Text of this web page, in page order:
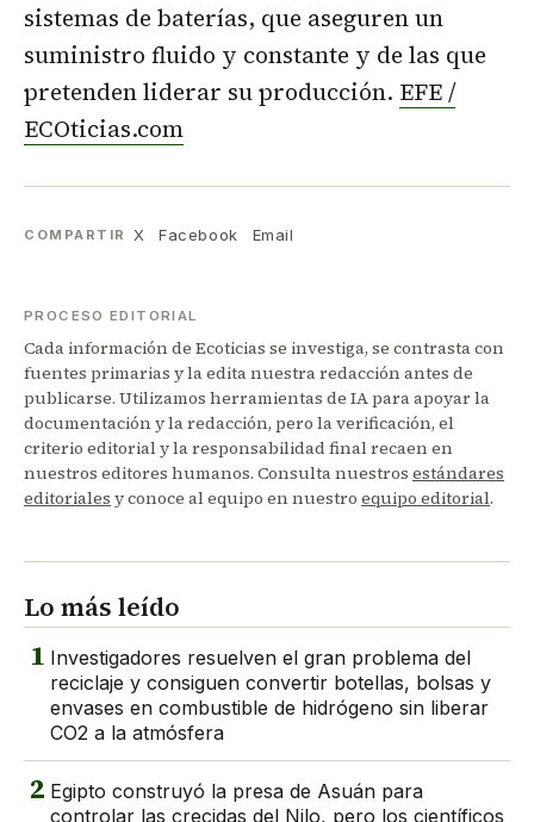
sistemas de baterías, que aseguren un
suministro fluido y constante y de las que
pretenden liderar su producción. EFE /
ECOticias.com
COMPARTIR X Facebook Email
PROCESO EDITORIAL
Cada información de Ecoticias se investiga, se contrasta con
fuentes primarias y la edita nuestra redacción antes de
publicarse. Utilizamos herramientas de IA para apoyar la
documentación y la redacción, pero la verificación, el
criterio editorial y la responsabilidad final recaen en
nuestros editores humanos. Consulta nuestros estándares
editoriales y conoce al equipo en nuestro equipo editorial.
Lo más leído
1 Investigadores resuelven el gran problema del
reciclaje y consiguen convertir botellas, bolsas y
envases en combustible de hidrógeno sin liberar
CO2 a la atmósfera
2 Egipto construyó la presa de Asuán para
controlar las crecidas del Nilo, pero los científicos